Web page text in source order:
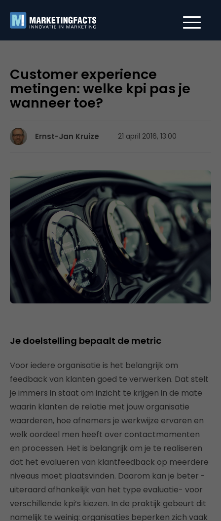
Customer experience
metingen: welke kpi pas je
wanneer toe?
Ernst-Jan Kruize 21 april 2016, 13:00
Je doelstelling bepaalt de metric
Voor iedere organisatie is het belangrijk om
feedback van klanten goed te verwerken. Dat stelt
je immers in staat om inzicht te krijgen in de mate
waarin klanten de relatie met jouw organisatie
waarderen, hoe afnemers je werkwijze ervaren en
welk oordeel men heeft over contactmomenten
en processen. Het is belangrijk om je te realiseren
dat het evalueren van klantfeedback op meerdere
niveaus moet plaatsvinden. Daarom kan je beter -
uiteraard afhankelijk van het type evaluatie- voor
verschillende kpi’s kiezen. In de praktijk gebeurt dit
namelijk te weinig: organisaties beperken zich vaak